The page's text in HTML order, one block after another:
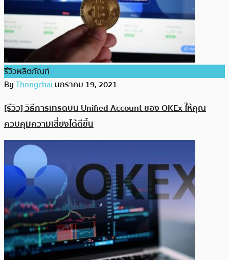
รีวิวผลิตภัณฑ์
ByThongchaiมกราคม 19, 2021
[รีวิว] วิธีการเทรดบน Unified Account ของ OKEx ให้คุณ
ควบคุมความเสี่ยงได้ดีขึ้น